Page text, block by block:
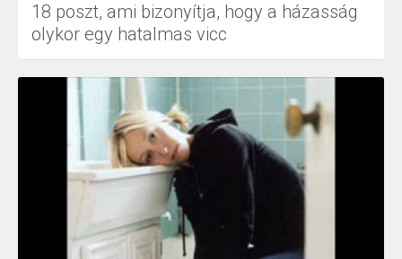
18 poszt, ami bizonyítja, hogy a házasság
olykor egy hatalmas vicc